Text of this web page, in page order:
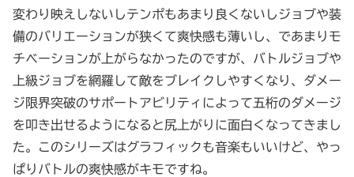
変わり映えしないしテンポもあまり良くないしジョブや装
備のバリエーションが狭くて爽快感も薄いし、であまりモ
チベーションが上がらなかったのですが、バトルジョブや
上級ジョブを網羅して敵をブレイクしやすくなり、ダメー
ジ限界突破のサポートアビリティによって五桁のダメージ
を叩き出せるようになると尻上がりに面白くなってきまし
た。このシリーズはグラフィックも音楽もいいけど、やっ
ぱりバトルの爽快感がキモですね。